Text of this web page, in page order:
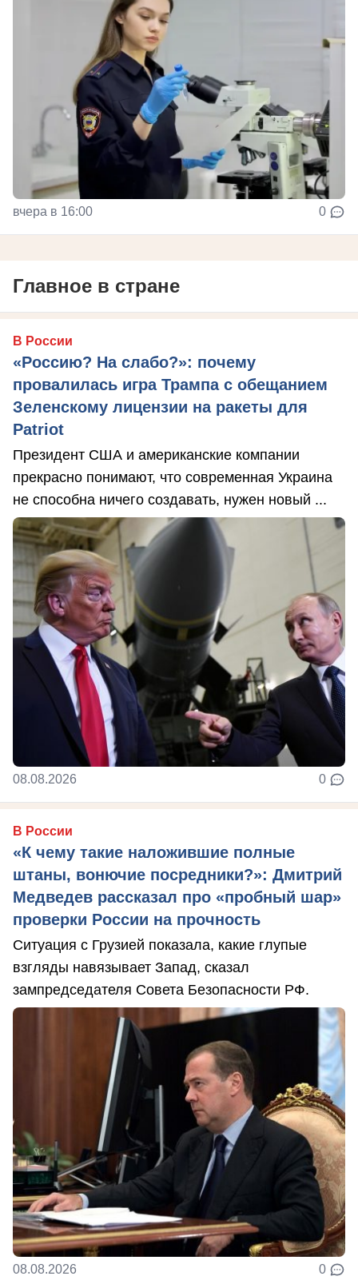
вчера в 16:00 0
Главное в стране
В России
«Россию? На слабо?»: почему
провалилась игра Трампа с обещанием
Зеленскому лицензии на ракеты для
Patriot
Президент США и американские компании
прекрасно понимают, что современная Украина
не способна ничего создавать, нужен новый ...
08.08.2026 0
В России
«К чему такие наложившие полные
штаны, вонючие посредники?»: Дмитрий
Медведев рассказал про «пробный шар»
проверки России на прочность
Ситуация с Грузией показала, какие глупые
взгляды навязывает Запад, сказал
зампредседателя Совета Безопасности РФ.
08.08.2026 0